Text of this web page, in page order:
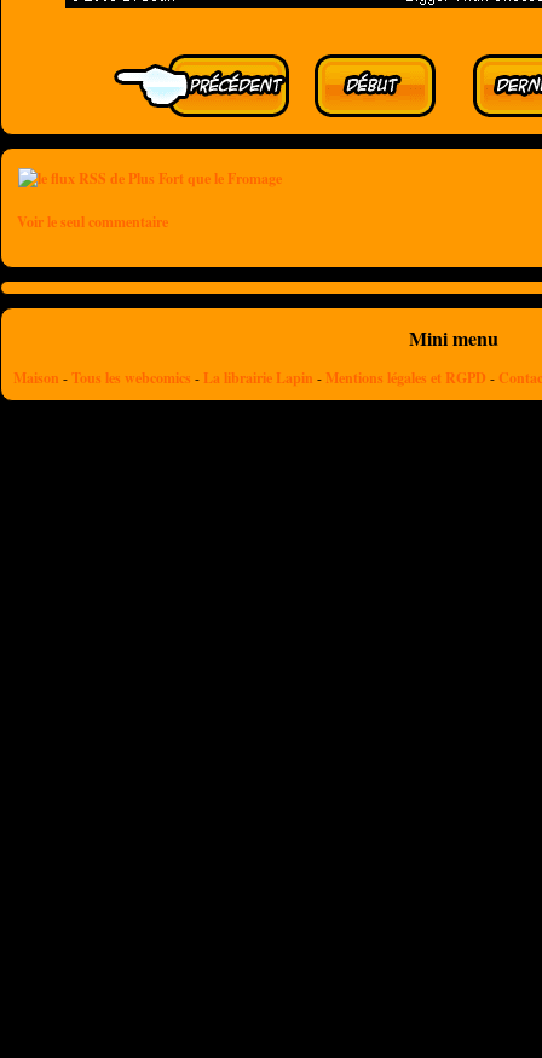
Voir le seul commentaire
Mini menu
Maison -Tous les webcomics - La librairie Lapin - Mentions légales et RGPD -